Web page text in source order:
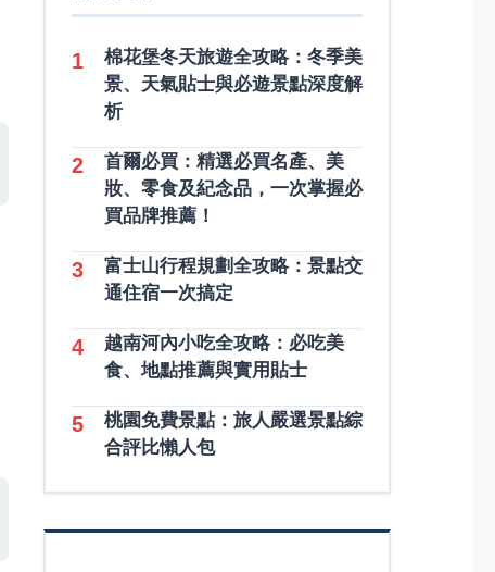
1
棉花堡冬天旅遊全攻略：冬季美
景、天氣貼士與必遊景點深度解
析
2
首爾必買：精選必買名產、美
妝、零食及紀念品，一次掌握必
買品牌推薦！
3
富士山行程規劃全攻略：景點交
通住宿一次搞定
4
越南河內小吃全攻略：必吃美
食、地點推薦與實用貼士
5
桃園免費景點：旅人嚴選景點綜
合評比懶人包